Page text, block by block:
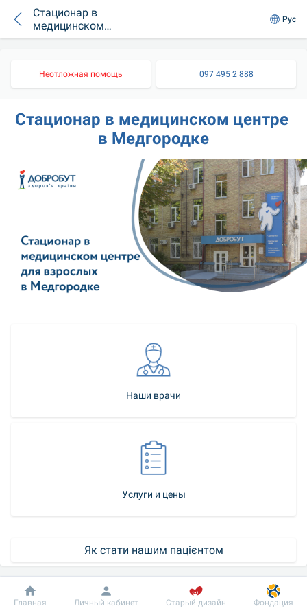
Стационар в
медицинском
центре в
Рус
Неотложная помощь 097 495 2 888
Стационар в медицинском центре
в Медгородке
Наши врачи
Услуги и цены
Як стати нашим пацієнтом
Записаться на приём
Добробут Информация Пациенту
Главная Личный кабинет Старый дизайн Фондация